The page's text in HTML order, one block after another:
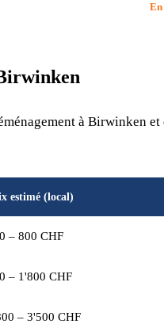
à Birwinken
estimé (local)
– 800 CHF
– 1'800 CHF
– 3'500 CHF